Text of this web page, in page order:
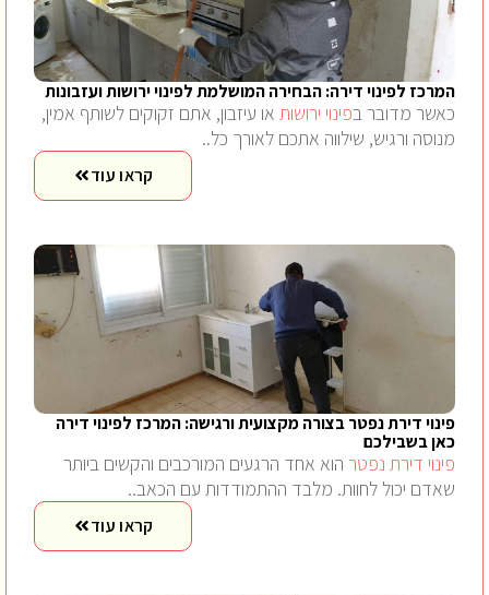
המרכז לפינוי דירה: הבחירה המושלמת לפינוי ירושות ועזבונות
כאשר מדובר בפינוי ירושות או עיזבון, אתם זקוקים לשותף אמין,
מנוסה ורגיש, שילווה אתכם לאורך כל..
קראו עוד
פינוי דירת נפטר בצורה מקצועית ורגישה: המרכז לפינוי דירה
כאן בשבילכם
פינוי דירת נפטר הוא אחד הרגעים המורכבים והקשים ביותר
שאדם יכול לחוות. מלבד ההתמודדות עם הכאב..
קראו עוד